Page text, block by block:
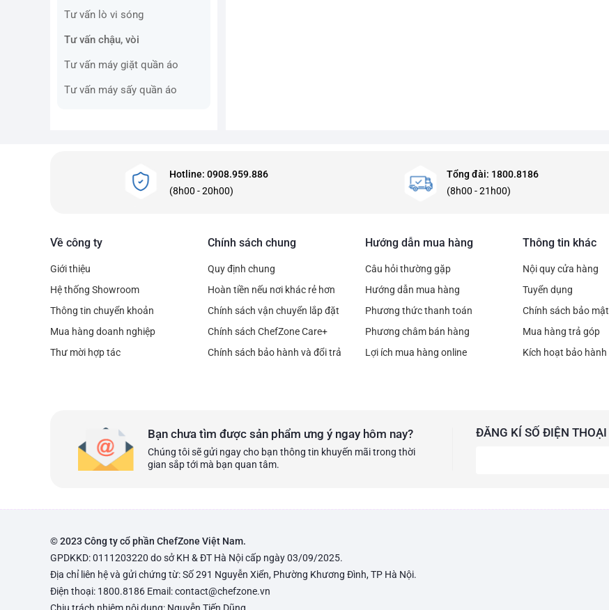
Tư vấn lò vi sóng
Tư vấn chậu, vòi
Tư vấn máy giặt quần áo
Tư vấn máy sấy quần áo
Hotline: 0908.959.886
(8h00 - 20h00)
Tổng đài: 1800.8186
(8h00 - 21h00)
Về công ty
Giới thiệu
Hệ thống Showroom
Thông tin chuyển khoản
Mua hàng doanh nghiệp
Thư mời hợp tác
Chính sách chung
Quy định chung
Hoàn tiền nếu nơi khác rẻ hơn
Chính sách vận chuyển lắp đặt
Chính sách ChefZone Care+
Chính sách bảo hành và đổi trả
Hướng dẫn mua hàng
Câu hỏi thường gặp
Hướng dẫn mua hàng
Phương thức thanh toán
Phương châm bán hàng
Lợi ích mua hàng online
Thông tin khác
Nội quy cửa hàng
Tuyển dụng
Chính sách bảo mật
Mua hàng trả góp
Kích hoạt bảo hành
Bạn chưa tìm được sản phẩm ưng ý ngay hôm nay?
Chúng tôi sẽ gửi ngay cho bạn thông tin khuyến mãi trong thời
gian sắp tới mà bạn quan tâm.
ĐĂNG KÍ SỐ ĐIỆN THOẠI
© 2023 Công ty cổ phần ChefZone Việt Nam.
GPDKKD: 0111203220 do sở KH & ĐT Hà Nội cấp ngày 03/09/2025.
Địa chỉ liên hệ và gửi chứng từ: Số 291 Nguyễn Xiển, Phường Khương Đình, TP Hà Nội.
Điện thoại: 1800.8186 Email: contact@chefzone.vn
Chịu trách nhiệm nội dung: Nguyễn Tiến Dũng